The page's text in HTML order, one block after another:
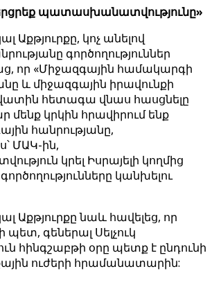
պատասխանատվությունը»
Աքթյուրքը, կոչ անելով
գործողություններ
որ «Միջազգային համակարգի
և միջազգային իրավունքի
հետագա վնաս հասցնելը
մենք կրկին հրավիրում ենք
հանրությանը,
ՄԱԿ-ին,
կրել Իսրայելի կողմից
կանխելու
Աքթյուրքը նաև հավելեց, որ
գեներալ Սելչուկ
հինգշաբթի օրը պետք է ընդունի
ուժերի հրամանատարին: